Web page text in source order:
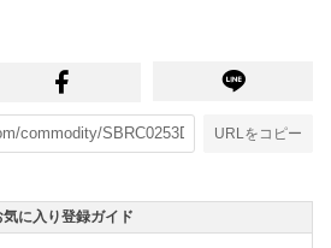
URLをコピー
気に入り登録ガイド